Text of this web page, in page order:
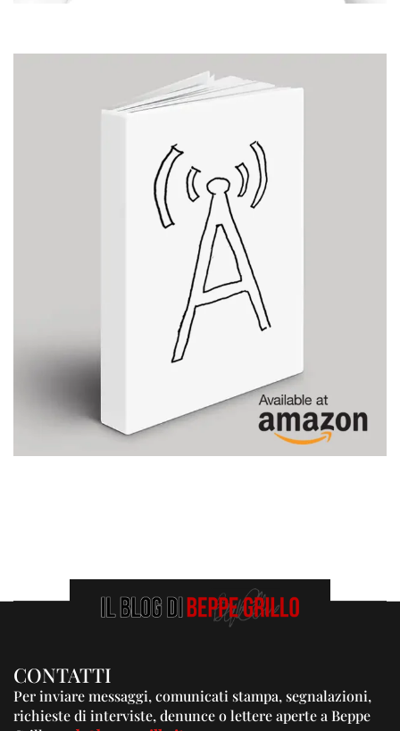
CONTATTI
Per inviare messaggi, comunicati stampa, segnalazioni,
richieste di interviste, denunce o lettere aperte a Beppe